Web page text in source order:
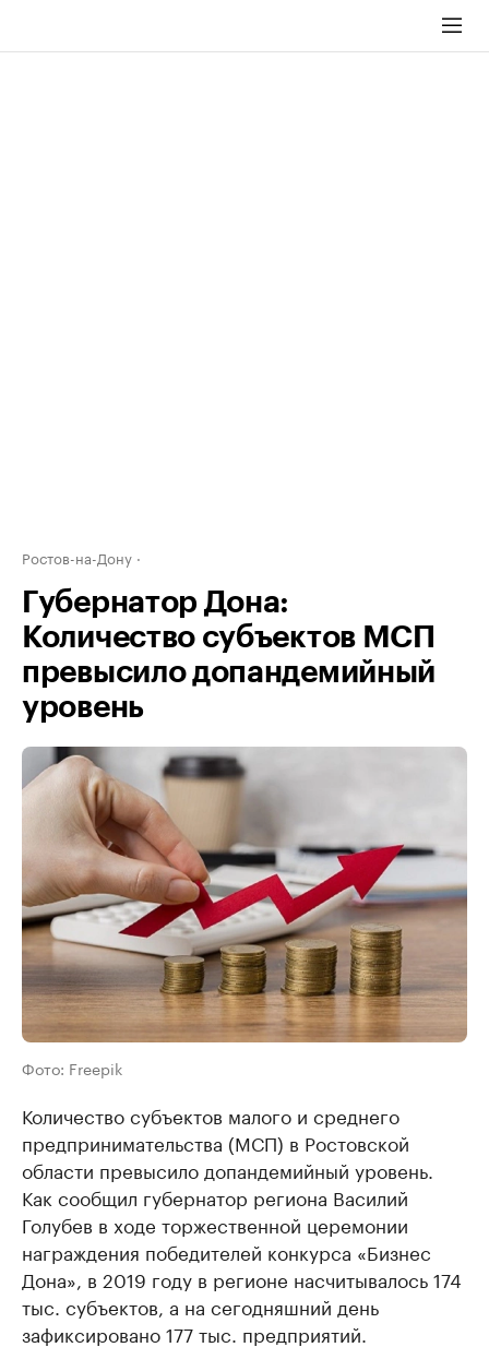
Ростов-на-Дону
Губернатор Дона:
Количество субъектов МСП
превысило допандемийный
уровень
Фото: Freepik
Количество субъектов малого и среднего
предпринимательства (МСП) в Ростовской
области превысило допандемийный уровень.
Как сообщил губернатор региона Василий
Голубев в ходе торжественной церемонии
награждения победителей конкурса «Бизнес
Дона», в 2019 году в регионе насчитывалось 174
тыс. субъектов, а на сегодняшний день
зафиксировано 177 тыс. предприятий.